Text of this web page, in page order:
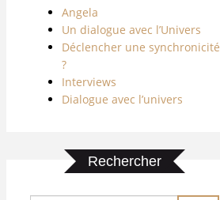
Angela
Un dialogue avec l’Univers
Déclencher une synchronicité
?
Interviews
Dialogue avec l’univers
Rechercher